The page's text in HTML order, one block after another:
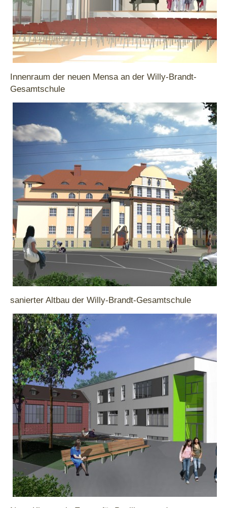
Innenraum der neuen Mensa an der Willy-Brandt-
Gesamtschule
sanierter Altbau der Willy-Brandt-Gesamtschule